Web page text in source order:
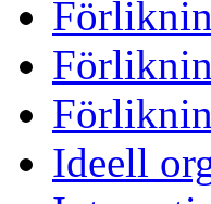
Ideell